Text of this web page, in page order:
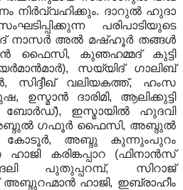
നിര്‍വ്വഹിക്കും. ദാറുൽ ഹുദാ
പരിപാടിയുടെ
നാസർ അൽ മഷ്ഹൂർ തങ്ങൾ
ഫൈസി, കുഞഹമ്മദ്‌ കുട്ടി
സയ്യിദ്‌ ഗാലിബ്‌
വലിയകത്ത്‌, ഹംസ
ദാരിമി, ആലിക്കുട്ടി
ഇസ്മായിൽ ഹുദവി
ഗഫൂർ ഫൈസി, അബ്ദുൽ
കോടൂർ, അബ്ദു കുന്നുംപുറം
കരിങ്കപ്പാറ (ഫിനാന്‍സ്
പുതുപ്പറമ്പ്‌, സിറാജ്‌
ഹാജി, ഇബ്രാഹീം